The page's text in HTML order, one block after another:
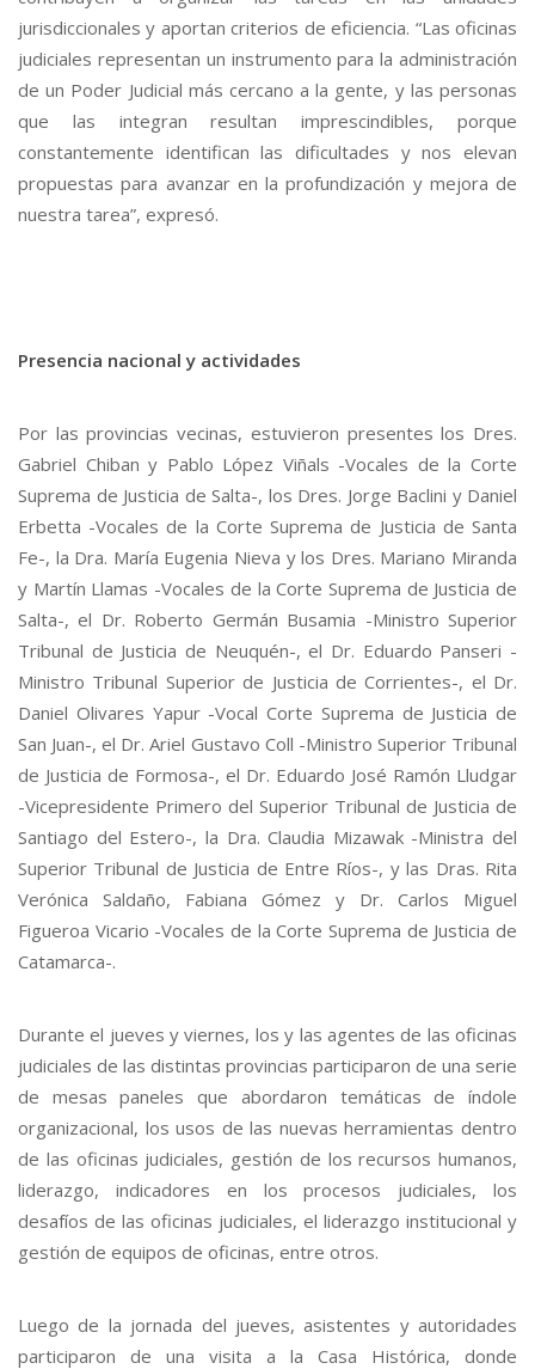
jurisdiccionales y aportan criterios de eficiencia. “Las oficinas
judiciales representan un instrumento para la administración
de un Poder Judicial más cercano a la gente, y las personas
que las integran resultan imprescindibles, porque
constantemente identifican las dificultades y nos elevan
propuestas para avanzar en la profundización y mejora de
nuestra tarea”, expresó.
Presencia nacional y actividades
Por las provincias vecinas, estuvieron presentes los Dres.
Gabriel Chiban y Pablo López Viñals -Vocales de la Corte
Suprema de Justicia de Salta-, los Dres. Jorge Baclini y Daniel
Erbetta -Vocales de la Corte Suprema de Justicia de Santa
Fe-, la Dra. María Eugenia Nieva y los Dres. Mariano Miranda
y Martín Llamas -Vocales de la Corte Suprema de Justicia de
Salta-, el Dr. Roberto Germán Busamia -Ministro Superior
Tribunal de Justicia de Neuquén-, el Dr. Eduardo Panseri -
Ministro Tribunal Superior de Justicia de Corrientes-, el Dr.
Daniel Olivares Yapur -Vocal Corte Suprema de Justicia de
San Juan-, el Dr. Ariel Gustavo Coll -Ministro Superior Tribunal
de Justicia de Formosa-, el Dr. Eduardo José Ramón Lludgar
-Vicepresidente Primero del Superior Tribunal de Justicia de
Santiago del Estero-, la Dra. Claudia Mizawak -Ministra del
Superior Tribunal de Justicia de Entre Ríos-, y las Dras. Rita
Verónica Saldaño, Fabiana Gómez y Dr. Carlos Miguel
Figueroa Vicario -Vocales de la Corte Suprema de Justicia de
Catamarca-.
Durante el jueves y viernes, los y las agentes de las oficinas
judiciales de las distintas provincias participaron de una serie
de mesas paneles que abordaron temáticas de índole
organizacional, los usos de las nuevas herramientas dentro
de las oficinas judiciales, gestión de los recursos humanos,
liderazgo, indicadores en los procesos judiciales, los
desafíos de las oficinas judiciales, el liderazgo institucional y
gestión de equipos de oficinas, entre otros.
Luego de la jornada del jueves, asistentes y autoridades
participaron de una visita a la Casa Histórica, donde